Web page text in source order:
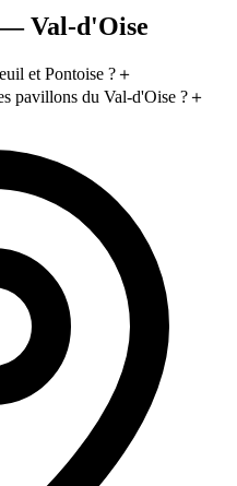
— Val-d'Oise
et Pontoise ?＋
pavillons du Val-d'Oise ?＋